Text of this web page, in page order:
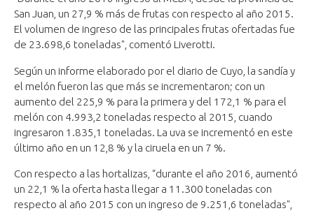
San Juan, un 27,9 % más de frutas con respecto al año 2015.
El volumen de ingreso de las principales frutas ofertadas fue
de 23.698,6 toneladas", comentó Liverotti.
Según un informe elaborado por el diario de Cuyo, la sandía y
el melón fueron las que más se incrementaron; con un
aumento del 225,9 % para la primera y del 172,1 % para el
melón con 4.993,2 toneladas respecto al 2015, cuando
ingresaron 1.835,1 toneladas. La uva se incrementó en este
último año en un 12,8 % y la ciruela en un 7 %.
Con respecto a las hortalizas, “durante el año 2016, aumentó
un 22,1 % la oferta hasta llegar a 11.300 toneladas con
respecto al año 2015 con un ingreso de 9.251,6 toneladas",